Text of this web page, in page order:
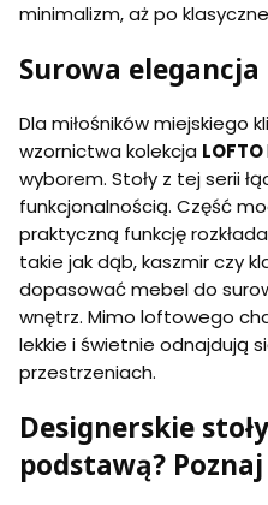
minimalizm, aż po
Surowa elegancja
Dla miłośników miejskiego
wzornictwa kolekcja LOFTO
wyborem. Stoły z tej serii
funkcjonalnością. Część
praktyczną funkcję
takie jak dąb, kaszmir czy
dopasować mebel do
wnętrz. Mimo loftowego
lekkie i świetnie odnajdują
przestrzeniach.
Designerskie
podstawą?